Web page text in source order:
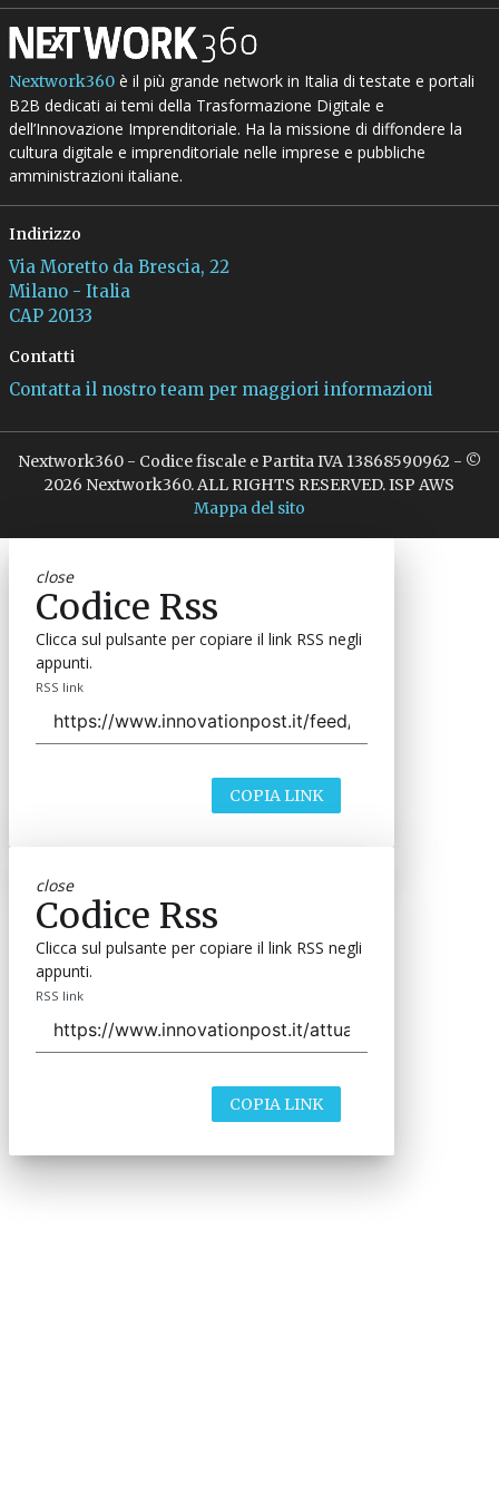
Nextwork360è il più grande network in Italia di testate e portali
B2B dedicati ai temi della Trasformazione Digitale e
dell’Innovazione Imprenditoriale. Ha la missione di diffondere la
cultura digitale e imprenditoriale nelle imprese e pubbliche
amministrazioni italiane.
Indirizzo
Via Moretto da Brescia, 22
Milano - Italia
CAP 20133
Contatti
Contatta il nostro team per maggiori informazioni
Nextwork360 - Codice fiscale e Partita IVA 13868590962 - ©
2026 Nextwork360. ALL RIGHTS RESERVED. ISP AWS
Mappa del sito
close
Codice Rss
Clicca sul pulsante per copiare il link RSS negli
appunti.
RSS link
COPIA LINK
close
Codice Rss
Clicca sul pulsante per copiare il link RSS negli
appunti.
RSS link
COPIA LINK